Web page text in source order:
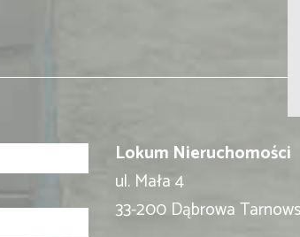
Lokum Nieruchomości
ul. Mała 4
33-200 Dąbrowa